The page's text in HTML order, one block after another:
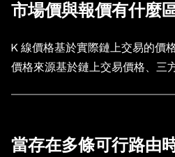
市場價與報價有什麼
K 線價格基於實際鏈上交易的價
價格來源基於鏈上交易價格、三
當存在多條可行路由